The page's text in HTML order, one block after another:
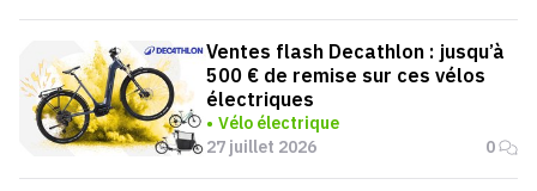
Ventes flash Decathlon : jusqu’à
500 € de remise sur ces vélos
électriques
Vélo électrique
27 juillet 2026
0